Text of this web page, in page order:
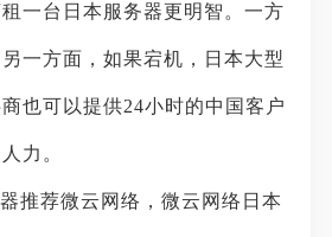
一台日本服务器更明智。一方
一方面，如果宕机，日本大型
也可以提供24小时的中国客户
力。
推荐微云网络，微云网络日本